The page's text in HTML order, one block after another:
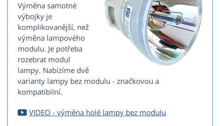
Výměna samotné
výbojky je
komplikovanější, než
výměna lampového
modulu. Je potřeba
rozebrat modul
lampy. Nabízíme dvě
varianty lampy bez modulu - značkovou a
kompatibilní.
VIDEO - výměna holé lampy bez modulu